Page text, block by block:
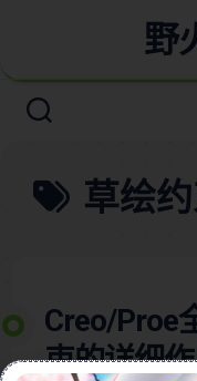
野
草绘
Creo/Proe
束的详细